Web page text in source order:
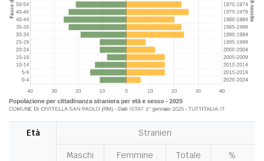
Età Stranieri
Maschi Femmine Totale
%